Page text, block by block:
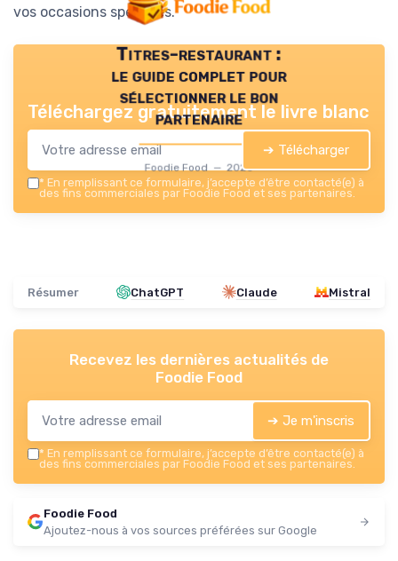
vos occasions spéciales.
Titres-restaurant :
le guide complet pour
sélectionner le bon
partenaire
Foodie Food — 2026
Téléchargez gratuitement le livre blanc
➔ Télécharger
* En remplissant ce formulaire, j’accepte d’être contacté(e) à
des fins commerciales par Foodie Food et ses partenaires.
Résumer ChatGPT Claude Mistral
Recevez les dernières actualités de
Foodie Food
➔ Je m'inscris
* En remplissant ce formulaire, j’accepte d’être contacté(e) à
des fins commerciales par Foodie Food et ses partenaires.
Foodie Food
Ajoutez-nous à vos sources préférées sur Google